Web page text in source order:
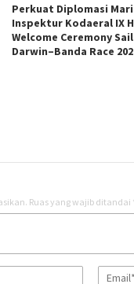
Perkuat Diplomasi
Inspektur Kodaeral IX
Welcome Ceremony Sail
Darwin–Banda Race
Ruas yang wajib ditandai